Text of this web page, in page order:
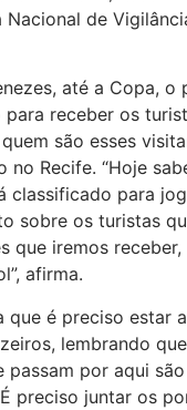
Nacional de
até a Copa,
receber os
são esses
no Recife. “Hoje
classificado para
sobre os turistas
que iremos
afirma.
que é preciso estar
lembrando
passam por aqui
preciso juntar os